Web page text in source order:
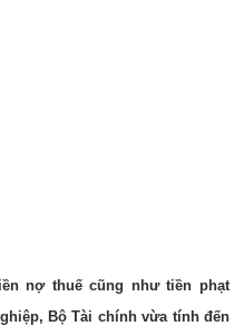
nợ thuế cũng như tiền phạt
Bộ Tài chính vừa tính đến